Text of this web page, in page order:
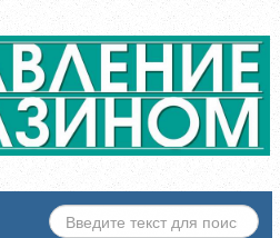
ИСКАТЬ...